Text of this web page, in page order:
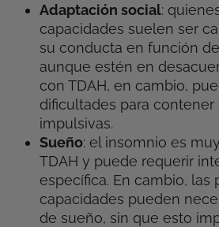
Adaptación social:
capacidades suelen ser
su conducta en función
aunque estén en
con TDAH, en cambio,
dificultades para contener
impulsivas.
Sueño: el insomnio es
TDAH y puede requerir
específica. En cambio, las
capacidades pueden
de sueño, sin que esto